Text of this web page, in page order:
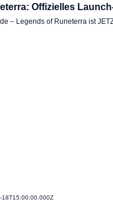
Offizielles
– Legends of Runeterra ist
18T15:00:00.000Z